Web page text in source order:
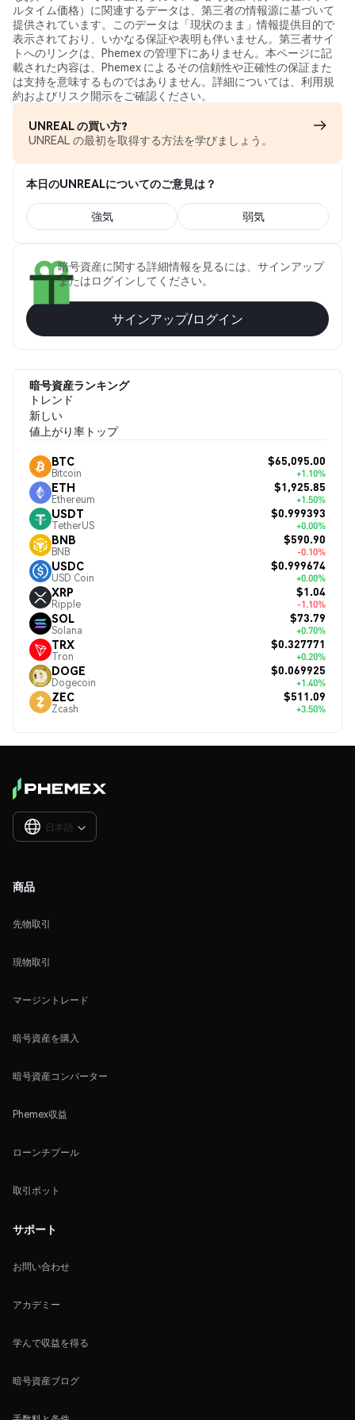
ルタイム価格）に関連するデータは、第三者の情報源に基づいて
提供されています。このデータは「現状のまま」情報提供目的で
表示されており、いかなる保証や表明も伴いません。第三者サイ
トへのリンクは、Phemex の管理下にありません。本ページに記
載された内容は、Phemex によるその信頼性や正確性の保証また
は支持を意味するものではありません。詳細については、利用規
約およびリスク開示をご確認ください。
UNREAL の買い方?
UNREAL の最初を取得する方法を学びましょう。
本日のUNREALについてのご意見は？
強気 弱気
暗号資産に関する詳細情報を見るには、サインアップ
またはログインしてください。
サインアップ/ログイン
暗号資産ランキング
トレンド
新しい
値上がり率トップ
BTC
Bitcoin
$65,095.00
+1.10%
ETH
Ethereum
$1,925.85
+1.50%
USDT
TetherUS
$0.999393
+0.00%
BNB
BNB
$590.90
-0.10%
USDC
USD Coin
$0.999674
+0.00%
XRP
Ripple
$1.04
-1.10%
SOL
Solana
$73.79
+0.70%
TRX
Tron
$0.327771
+0.20%
DOGE
Dogecoin
$0.069925
+1.40%
ZEC
Zcash
$511.09
+3.50%
日本語 
商品
先物取引
現物取引
マージントレード
暗号資産を購入
暗号資産コンバーター
Phemex収益
ローンチプール
取引ボット
サポート
お問い合わせ
アカデミー
学んで収益を得る
暗号資産ブログ